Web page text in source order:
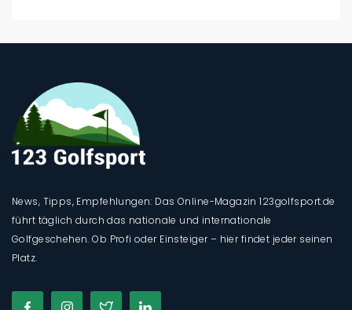
News, Tipps, Empfehlungen: Das Online-Magazin 123golfsport.de
führt täglich durch das nationale und internationale
Golfgeschehen. Ob Profi oder Einsteiger – hier findet jeder seinen
Platz.